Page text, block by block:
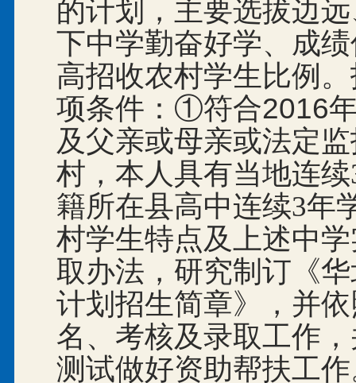
的计划，主要选拔边
下中学勤奋好学、成
高招收农村学生比例
项条件：①符合2016
及父亲或母亲或法定
村，本人具有当地连续
籍所在县高中连续3年
村学生特点及上述中
取办法，研究制订《
计划招生简章》，并
名、考核及录取工作
测试做好资助帮扶工